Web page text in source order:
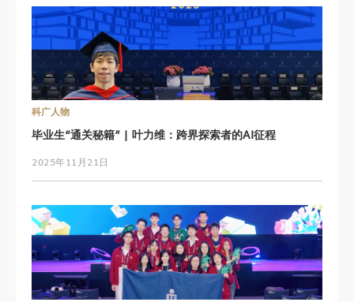
科广人物
毕业生“通关秘籍” | 叶力维：跨界探索者的AI征程
2025年11月21日